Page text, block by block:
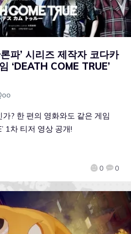
파’ 시리즈 제작자 코다카
‘DEATH COME TRUE’
0 0
? 한 편의 영화와도 같은 게임
1차 티저 영상 공개!